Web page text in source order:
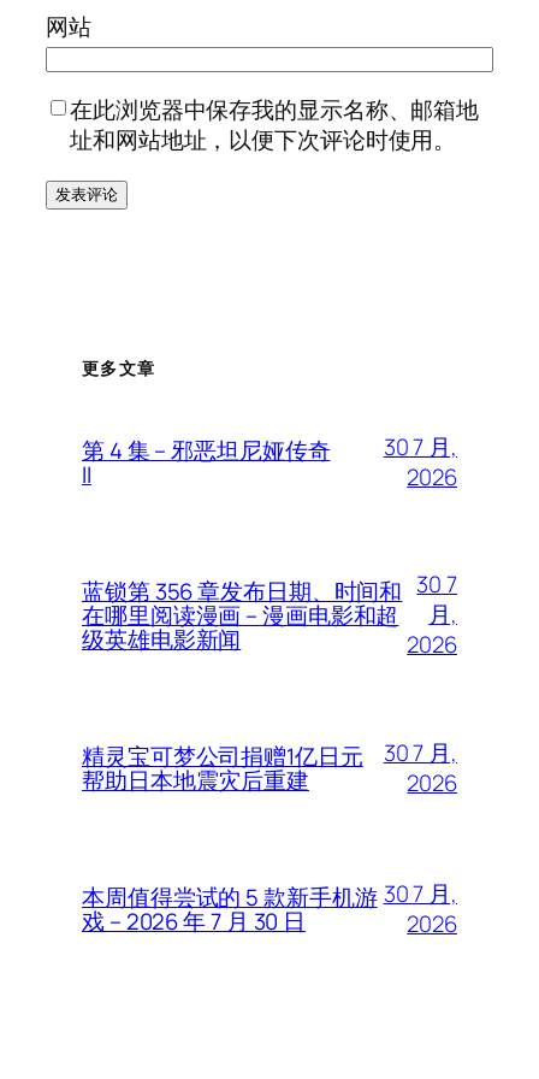
网站
在此浏览器中保存我的显示名称、邮箱地
址和网站地址，以便下次评论时使用。
更多文章
第 4 集 – 邪恶坦尼娅传奇
II
30 7 月,
2026
蓝锁第 356 章发布日期、时间和
在哪里阅读漫画 – 漫画电影和超
级英雄电影新闻
30 7
月,
2026
精灵宝可梦公司捐赠1亿日元
帮助日本地震灾后重建
30 7 月,
2026
本周值得尝试的 5 款新手机游
戏 – 2026 年 7 月 30 日
30 7 月,
2026